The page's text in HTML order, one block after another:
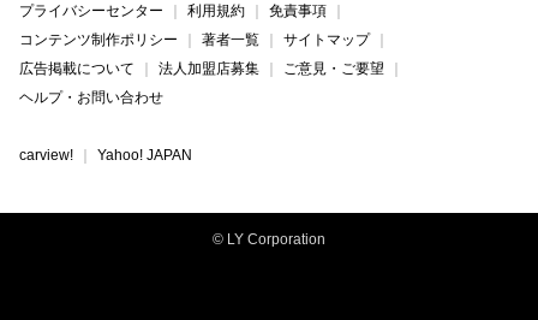
プライバシーセンター
利用規約
免責事項
コンテンツ制作ポリシー
著者一覧
サイトマップ
広告掲載について
法人加盟店募集
ご意見・ご要望
ヘルプ・お問い合わせ
carview! Yahoo! JAPAN
© LY Corporation